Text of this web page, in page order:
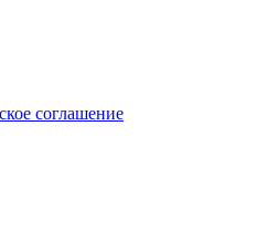
соглашение